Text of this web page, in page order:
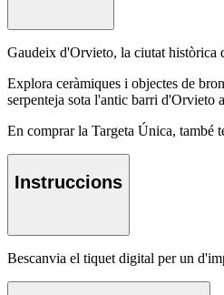
Gaudeix d'Orvieto, la ciutat històrica
Explora ceràmiques i objectes de
serpenteja sota l'antic barri d'Orvieto
En comprar la Targeta Única, també
Instruccions
Bescanvia el tiquet digital per un